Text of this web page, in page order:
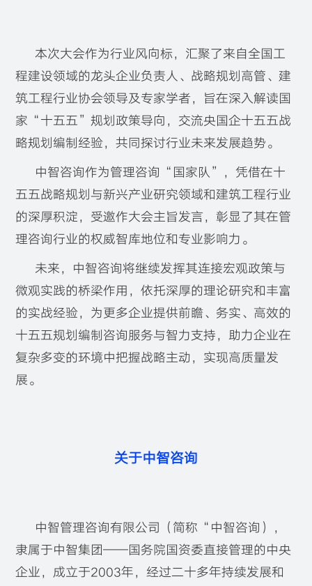
本次大会作为行业风向标，汇聚了来自全国工
程建设领域的龙头企业负责人、战略规划高管、建
筑工程行业协会领导及专家学者，旨在深入解读国
家“十五五”规划政策导向，交流央国企十五五战
略规划编制经验，共同探讨行业未来发展趋势。
中智咨询作为管理咨询“国家队”，凭借在十
五五战略规划与新兴产业研究领域和建筑工程行业
的深厚积淀，受邀作大会主旨发言，彰显了其在管
理咨询行业的权威智库地位和专业影响力。
未来，中智咨询将继续发挥其连接宏观政策与
微观实践的桥梁作用，依托深厚的理论研究和丰富
的实战经验，为更多企业提供前瞻、务实、高效的
十五五规划编制咨询服务与智力支持，助力企业在
复杂多变的环境中把握战略主动，实现高质量发
展。
关于中智咨询
中智管理咨询有限公司（简称“中智咨询），
隶属于中智集团——国务院国资委直接管理的中央
企业，成立于2003年，经过二十多年持续发展和